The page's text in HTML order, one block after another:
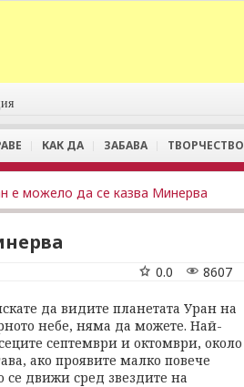
КАК ДА ЗАБАВА ТВОРЧЕСТВО
е можело да се казва Минерва
8607
0.0
да видите планетата Уран на
небе, няма да можете. Най-
септември и октомври, около
ако проявите малко повече
се движи сред звездите на